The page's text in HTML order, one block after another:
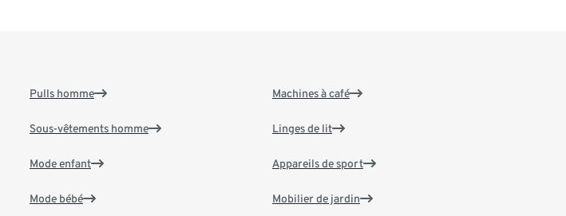
Pulls homme
Sous-vêtements homme
Mode enfant
Mode bébé
Machines à café
Linges de lit
Appareils de sport
Mobilier de jardin